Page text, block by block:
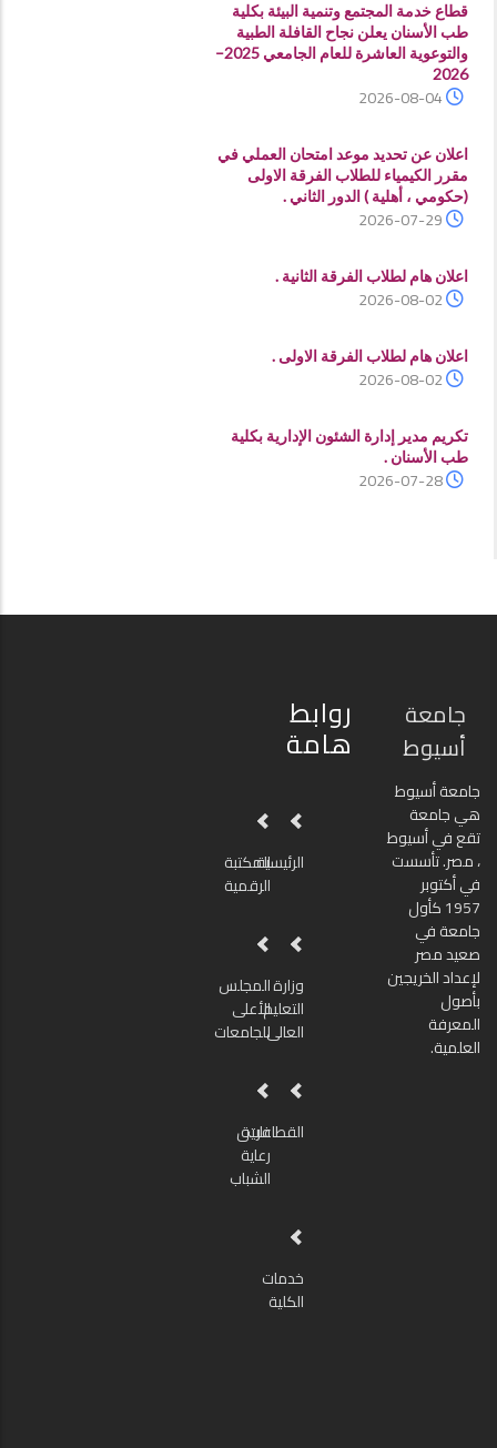
قطاع خدمة المجتمع وتنمية البيئة بكلية
طب الأسنان يعلن نجاح القافلة الطبية
والتوعوية العاشرة للعام الجامعي 2025–
2026
2026-08-04
اعلان عن تحديد موعد امتحان العملي في
مقرر الكيمياء للطلاب الفرقة الاولى
(حكومي ، أهلية ) الدور الثاني .
2026-07-29
اعلان هام لطلاب الفرقة الثانية .
2026-08-02
اعلان هام لطلاب الفرقة الاولى .
2026-08-02
تكريم مدير إدارة الشئون الإدارية بكلية
طب الأسنان .
2026-07-28
جامعة
أسيوط
جامعة أسيوط
هي جامعة
تقع في أسيوط
، مصر. تأسست
في أكتوبر
1957 كأول
جامعة في
صعيد مصر
لإعداد الخريجين
بأصول
المعرفة
العلمية.
روابط
هامة
الرئيسيةالمكتبة
الرقمية
وزارة
التعليم
العالى
المجلس
الأعلى
للجامعات
القطاعات
فريق
رعاية
الشباب
خدمات
الكلية